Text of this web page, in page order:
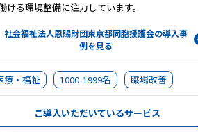
ける環境整備に注力しています。
社会福祉法人恩賜財団東京都同胞援護会の導入事
例を見る
療・福祉 1000-1999名 職場改善
ご導入いただいているサービス